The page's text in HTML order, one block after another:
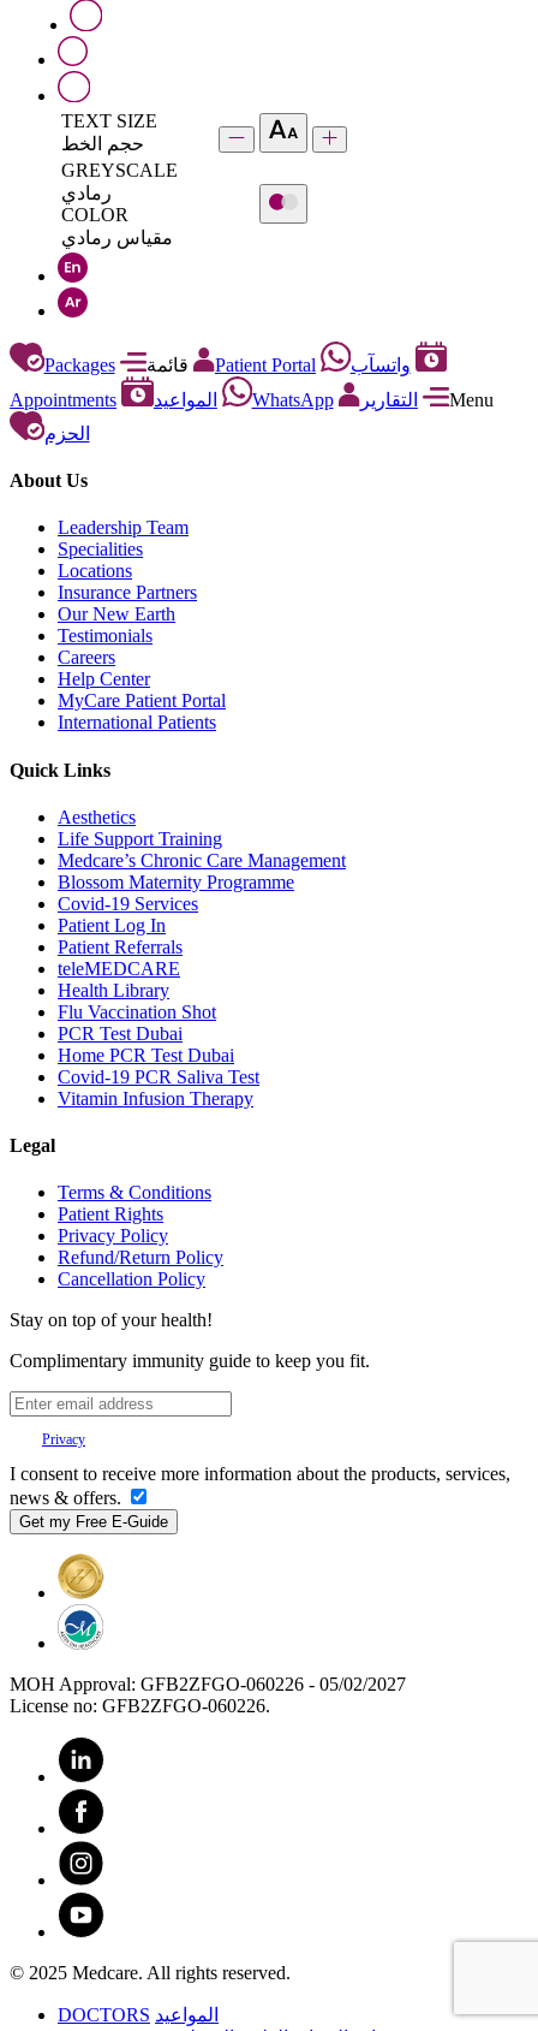
TEXT SIZE
حجم الخط
GREYSCALE
رمادي
COLOR
مقياس رمادي
Packages Patient Portal
واتسآب
Appointments
المواعيد WhatsApp التقارير
Menu
الحزم
About Us
Leadership Team
Specialities
Locations
Insurance Partners
Our New Earth
Testimonials
Careers
Help Center
MyCare Patient Portal
International Patients
Quick Links
Aesthetics
Life Support Training
Medcare’s Chronic Care Management
Blossom Maternity Programme
Covid-19 Services
Patient Log In
Patient Referrals
teleMEDCARE
Health Library
Flu Vaccination Shot
PCR Test Dubai
Home PCR Test Dubai
Covid-19 PCR Saliva Test
Vitamin Infusion Therapy
Legal
Terms & Conditions
Patient Rights
Privacy Policy
Refund/Return Policy
Cancellation Policy
Stay on top of your health!
Complimentary immunity guide to keep you fit.
Privacy
I consent to receive more information about the products, services,
news & offers.
MOH Approval: GFB2ZFGO-060226 - 05/02/2027
License no: GFB2ZFGO-060226.
© 2025 Medcare. All rights reserved.
DOCTORS المواعيد